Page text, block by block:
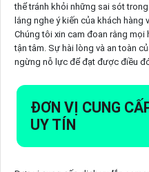
thể tránh khỏi những sai sót
lắng nghe ý kiến của khách
Chúng tôi xin cam đoan rằng
tận tâm. Sự hài lòng và an toàn
ngừng nỗ lực để đạt được điều
ĐƠN VỊ CUNG
UY TÍN